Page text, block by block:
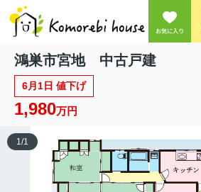
お気に入り
鴻巣市宮地 中古戸建
6月1日 値下げ
1,980万円
1 /1